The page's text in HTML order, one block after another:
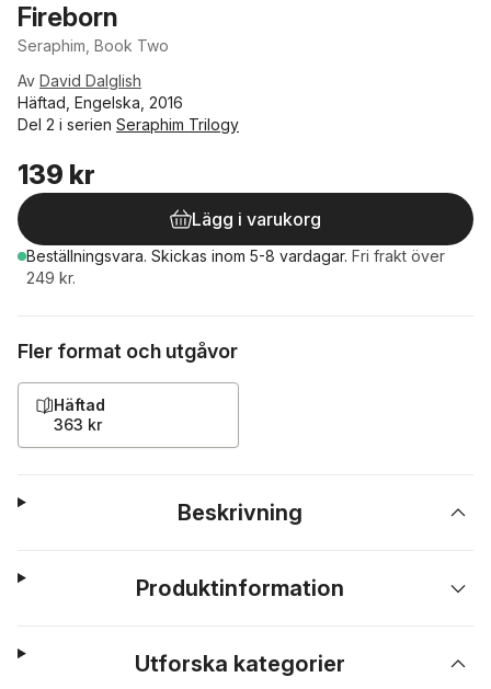
Fireborn
Seraphim, Book Two
Av David Dalglish
Häftad, Engelska, 2016
Del 2 i serien Seraphim Trilogy
139 kr
Lägg i varukorg
Beställningsvara. Skickas inom 5-8 vardagar. Fri frakt över
249 kr.
Fler format och utgåvor
Häftad
363 kr
Beskrivning
Produktinformation
Utforska kategorier